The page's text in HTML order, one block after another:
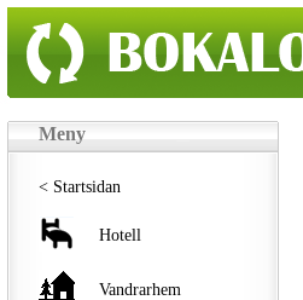
Meny
< Startsidan
Hotell
Vandrarhem